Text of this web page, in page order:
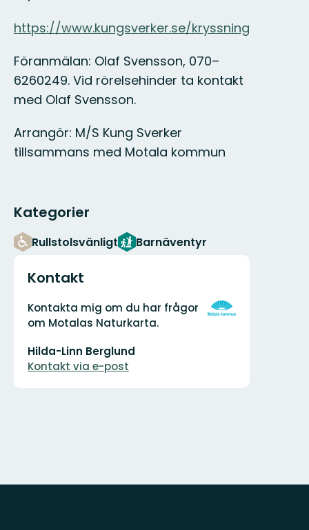
https://www.kungsverker.se/kryssning
Föranmälan: Olaf Svensson, 070–
6260249. Vid rörelsehinder ta kontakt
med Olaf Svensson.
Arrangör: M/S Kung Sverker
tillsammans med Motala kommun
Kategorier
Rullstolsvänligt Barnäventyr
Kontakt
Adress
Kontakta mig om du har frågor
om Motalas Naturkarta.
postadress
Hilda-Linn Berglund
Kontakt via e-post
Organisationens